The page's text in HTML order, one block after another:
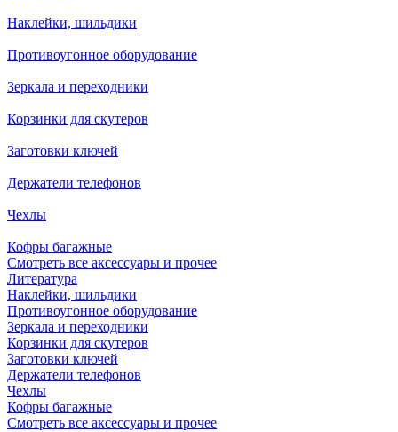
Наклейки, шильдики
Противоугонное оборудование
Зеркала и переходники
Корзинки для скутеров
Заготовки ключей
Держатели телефонов
Чехлы
Кофры багажные
Смотреть все аксессуары и прочее
Литература
Наклейки, шильдики
Противоугонное оборудование
Зеркала и переходники
Корзинки для скутеров
Заготовки ключей
Держатели телефонов
Чехлы
Кофры багажные
Смотреть все аксессуары и прочее